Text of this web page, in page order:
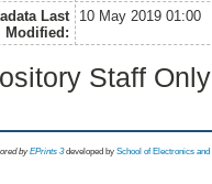
Last
Modified:
10 May 2019 01:00
Staff
byEPrints 3 developed by School of Electronics